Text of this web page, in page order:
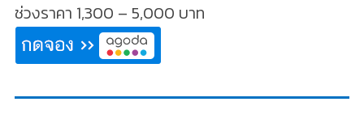
ช่วงราคา 1,300 – 5,000 บาท